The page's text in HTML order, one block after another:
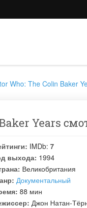
Who: The Colin Baker
Years
IMDb: 7
выхода: 1994
Великобритания
Документальный
88 мин
Джон Натан-